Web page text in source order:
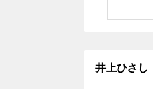
井上ひさし